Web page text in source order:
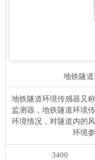
地铁隧
地铁隧道环境传感器又
监测器，地铁隧道环境
环境情况，对隧道内的
环境
3400